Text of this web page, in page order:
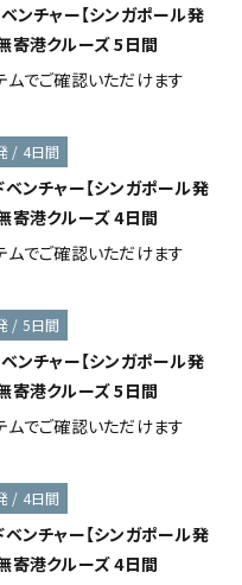
ンチャー【シンガポール発
寄港クルーズ 5日間
ムでご確認いただけます
/ 4日間
ベンチャー【シンガポール発
寄港クルーズ 4日間
ムでご確認いただけます
/ 5日間
ンチャー【シンガポール発
寄港クルーズ 5日間
ムでご確認いただけます
/ 4日間
ベンチャー【シンガポール発
寄港クルーズ 4日間